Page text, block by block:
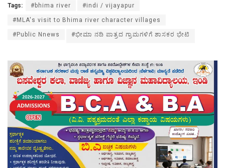
Tags: #bhima river #indi / vijayapur
#MLA's visit to Bhima river character villages
#Public Nnews #ಭೀಮಾ ನದಿ ಪಾತ್ರದ ಗ್ರಾಮಗಳಿಗೆ ಶಾಸಕರ ಭೇಟಿ